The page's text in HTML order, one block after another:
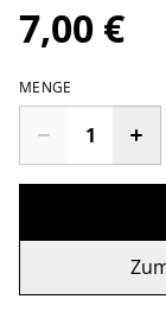
7,00 €
MENGE